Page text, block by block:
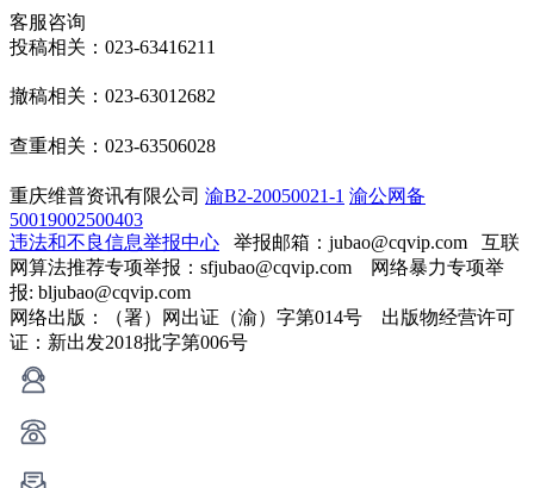
客服咨询
投稿相关：023-63416211
撤稿相关：023-63012682
查重相关：023-63506028
重庆维普资讯有限公司 渝B2-20050021-1 渝公网备
50019002500403
违法和不良信息举报中心 举报邮箱：jubao@cqvip.com 互联
网算法推荐专项举报：sfjubao@cqvip.com 网络暴力专项举
报: bljubao@cqvip.com
网络出版：（署）网出证（渝）字第014号 出版物经营许可
证：新出发2018批字第006号